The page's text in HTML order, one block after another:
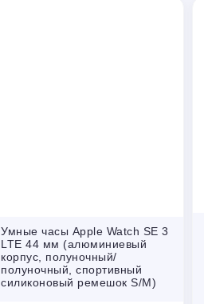
Умные часы Apple Watch SE 3
LTE 44 мм (алюминиевый
корпус, полуночный/
полуночный, спортивный
силиконовый ремешок S/M)